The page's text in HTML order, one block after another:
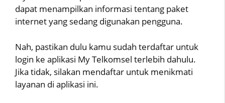
dapat menampilkan informasi tentang paket
internet yang sedang digunakan pengguna.
Nah, pastikan dulu kamu sudah terdaftar untuk
login ke aplikasi My Telkomsel terlebih dahulu.
Jika tidak, silakan mendaftar untuk menikmati
layanan di aplikasi ini.